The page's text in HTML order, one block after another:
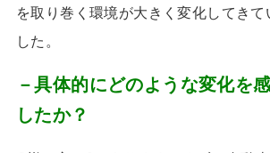
を取り巻く環境が大きく変化してきて
した。
－具体的にどのような変化を
したか？